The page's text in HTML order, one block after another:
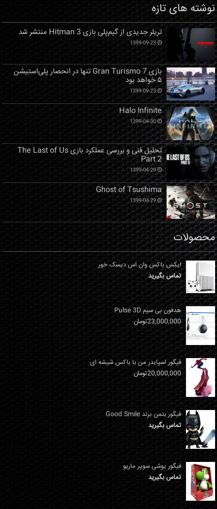
نوشته های تازه
تریلر جدیدی از گیم‌پلی بازی Hitman 3 منتشر شد
1399-09-23
بازی Gran Turismo 7 تنها در انحصار پلی‌استیشن
۵ خواهد بود
1399-09-23
Halo Infinite
1399-04-30
تحلیل فنی و بررسی عملکرد بازی The Last of Us
Part 2
1399-04-29
Ghost of Tsushima
1399-04-29
محصولات
ایکس باکس وان اس دیسک خور
تماس بگیرید
هدفون بی سیم Pulse 3D
23,000,000تومان
فیگور اسپایدر من با باکس شیشه ای
20,000,000تومان
فیگور بتمن برند Good Smile
تماس بگیرید
فیگور یوشی سوپر ماریو
تماس بگیرید